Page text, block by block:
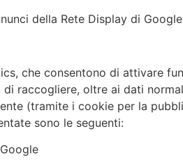
della Rete Display di
che consentono di attivare
raccogliere, oltre ai dati
(tramite i cookie per la
sono le seguenti: